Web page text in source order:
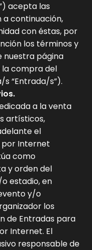
acepta las
a continuación,
con éstas, por
los términos y
nuestra página
la compra del
“Entrada/s”).
a la venta
artísticos,
el
por Internet
como
y orden del
estadio, en
y/o
los
de Entradas para
Internet. El
responsable de